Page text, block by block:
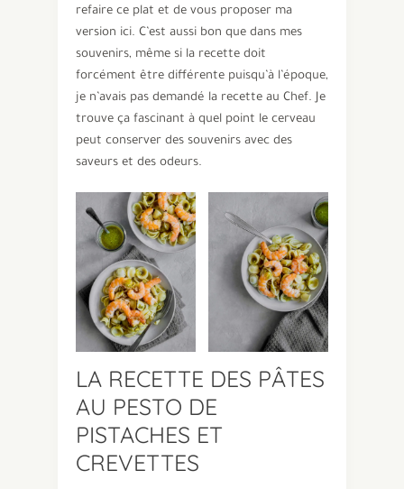
refaire ce plat et de vous proposer ma
version ici. C’est aussi bon que dans mes
souvenirs, même si la recette doit
forcément être différente puisqu’à l’époque,
je n’avais pas demandé la recette au Chef. Je
trouve ça fascinant à quel point le cerveau
peut conserver des souvenirs avec des
saveurs et des odeurs.
LA RECETTE DES PÂTES
AU PESTO DE
PISTACHES ET
CREVETTES